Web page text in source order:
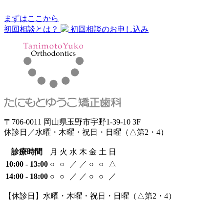
まずはここから
初回相談とは？
初回相談のお申し込み
〒706-0011 岡山県玉野市宇野1-39-10 3F
休診日／水曜・木曜・祝日・日曜（△第2・4）
診療時間 月 火 水 木 金 土 日
10:00 - 13:00 ○ ○ ／ ／ ○ ○
△
14:00 - 18:00 ○ ○ ／ ／ ○ ○ ／
【休診日】水曜・木曜・祝日・日曜（△第2・4）